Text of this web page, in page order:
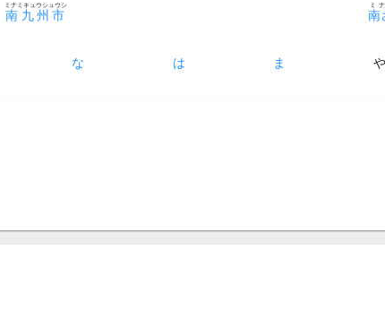
南九州市
ミナミキュウシュウシ
南
ミ
な は ま や